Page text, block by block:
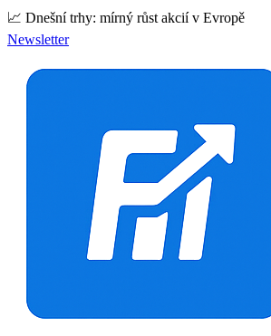
📈 Dnešní trhy: mírný růst akcií v Evropě
Newsletter